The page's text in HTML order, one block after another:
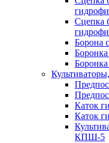
Сцепка
Борона
Каток
Каток
КПШ-5